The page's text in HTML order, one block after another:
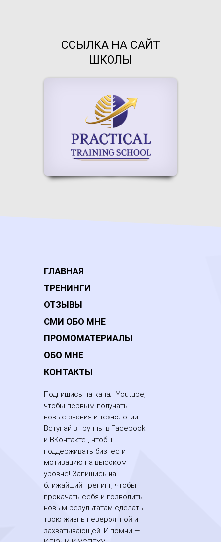
ССЫЛКА НА САЙТ
ШКОЛЫ
ГЛАВНАЯ
ТРЕНИНГИ
ОТЗЫВЫ
СМИ ОБО МНЕ
ПРОМОМАТЕРИАЛЫ
ОБО МНЕ
КОНТАКТЫ
Подпишись на канал Youtube,
чтобы первым получать
новые знания и технологии!
Вступай в группы в Facebook
и ВКонтакте , чтобы
поддерживать бизнес и
мотивацию на высоком
уровне! Запишись на
ближайший тренинг, чтобы
прокачать себя и позволить
новым результатам сделать
твою жизнь невероятной и
захватывающей! И помни —